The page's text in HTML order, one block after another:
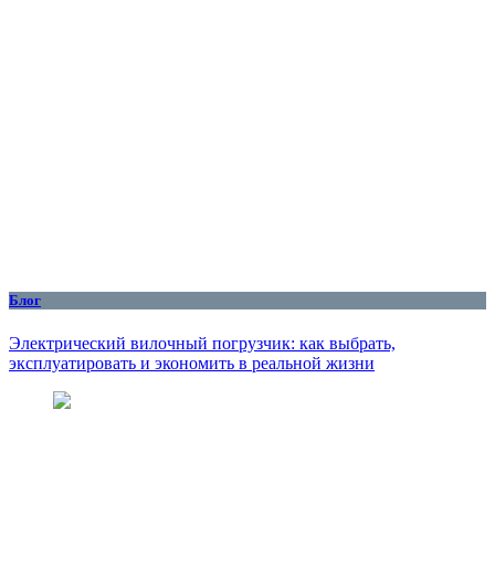
Блог
Электрический вилочный погрузчик: как выбрать,
эксплуатировать и экономить в реальной жизни